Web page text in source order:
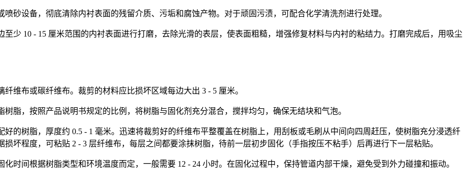
砂设备，彻底清除内衬表面的残留介质、污垢和腐蚀产物。对于顽固污渍，可配合化学清洗剂进行处理。
至少 10 - 15 厘米范围的内衬表面进行打磨，去除光滑的表层，使表面粗糙，增强修复材料与内衬的粘结力。打磨完成后，用吸尘
维布或碳纤维布。裁剪的材料应比损坏区域每边大出 3 - 5 厘米。
脂，按照产品说明书规定的比例，将树脂与固化剂充分混合，搅拌均匀，确保无结块和气泡。
好的树脂，厚度约 0.5 - 1 毫米。迅速将裁剪好的纤维布平整覆盖在树脂上，用刮板或毛刷从中间向四周赶压，使树脂充分浸透纤
坏程度，可粘贴 2 - 3 层纤维布，每层之间都要涂抹树脂，待前一层初步固化（手指按压不粘手）后再进行下一层粘贴。
时间根据树脂类型和环境温度而定，一般需要 12 - 24 小时。在固化过程中，保持管道内部干燥，避免受到外力碰撞和振动。